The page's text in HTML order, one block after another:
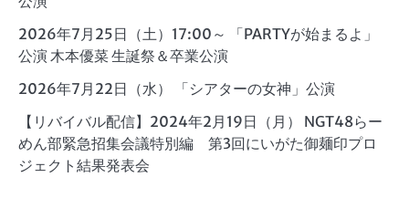
2026年7月25日（土）17:00～ 「PARTYが始まるよ」
公演 木本優菜 生誕祭＆卒業公演
2026年7月22日（水） 「シアターの女神」公演
【リバイバル配信】2024年2月19日（月） NGT48らー
めん部緊急招集会議特別編 第3回にいがた御麺印プロ
ジェクト結果発表会